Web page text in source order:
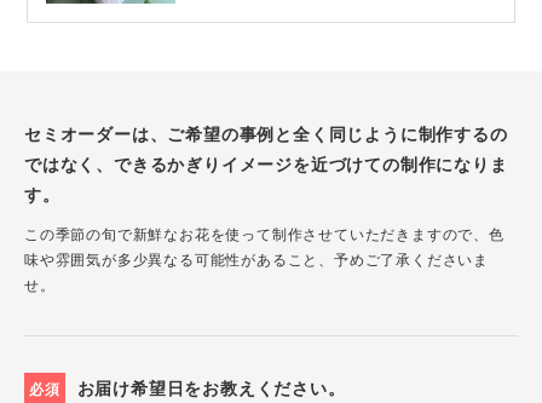
セミオーダーは、ご希望の事例と全く同じように制作するの
ではなく、できるかぎりイメージを近づけての制作になりま
す。
この季節の旬で新鮮なお花を使って制作させていただきますので、色
味や雰囲気が多少異なる可能性があること、予めご了承くださいま
せ。
必須 お届け希望日をお教えください。